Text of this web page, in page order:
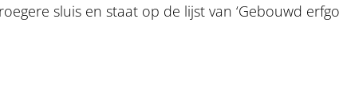
sluis en staat op de lijst van ‘Gebouwd